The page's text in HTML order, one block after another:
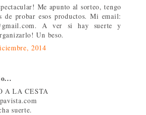
Me apunto al sorteo, tengo
de probar esos productos. Mi email:
A ver si hay suerte y
Un beso.
2014
A LA CESTA
suerte.